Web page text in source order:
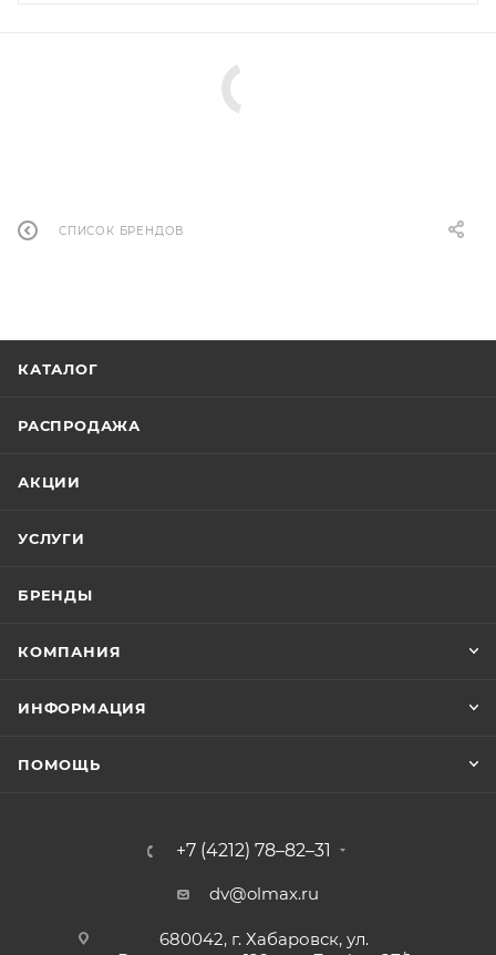
СПИСОК БРЕНДОВ
КАТАЛОГ
РАСПРОДАЖА
АКЦИИ
УСЛУГИ
БРЕНДЫ
КОМПАНИЯ
ИНФОРМАЦИЯ
ПОМОЩЬ
+7 (4212) 78–82–31
dv@olmax.ru
680042, г. Хабаровск, ул.